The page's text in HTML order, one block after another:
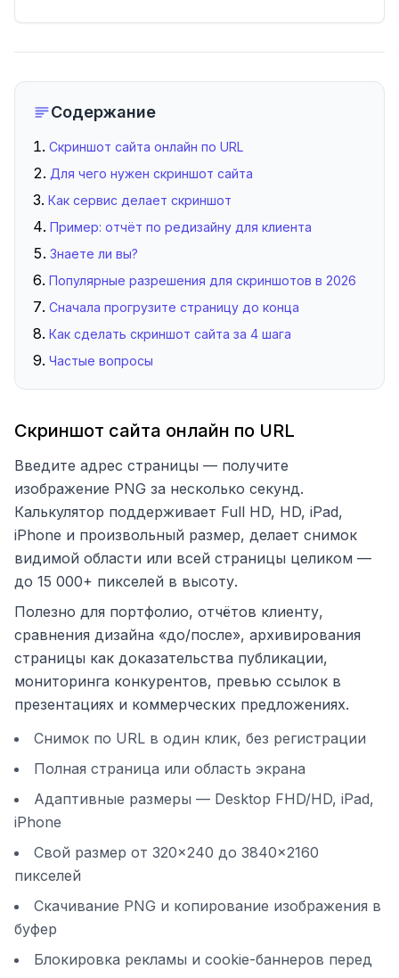
Содержание
Скриншот сайта онлайн по URL
Для чего нужен скриншот сайта
Как сервис делает скриншот
Пример: отчёт по редизайну для клиента
Знаете ли вы?
Популярные разрешения для скриншотов в 2026
Сначала прогрузите страницу до конца
Как сделать скриншот сайта за 4 шага
Частые вопросы
Скриншот сайта онлайн по URL
Введите адрес страницы — получите
изображение PNG за несколько секунд.
Калькулятор поддерживает Full HD, HD, iPad,
iPhone и произвольный размер, делает снимок
видимой области или всей страницы целиком —
до 15 000+ пикселей в высоту.
Полезно для портфолио, отчётов клиенту,
сравнения дизайна «до/после», архивирования
страницы как доказательства публикации,
мониторинга конкурентов, превью ссылок в
презентациях и коммерческих предложениях.
Снимок по URL в один клик, без регистрации
Полная страница или область экрана
Адаптивные размеры — Desktop FHD/HD, iPad,
iPhone
Свой размер от 320×240 до 3840×2160
пикселей
Скачивание PNG и копирование изображения в
буфер
Блокировка рекламы и cookie-баннеров перед